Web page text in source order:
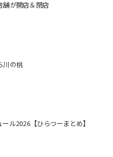
舗が開店＆閉店
川の桃
ル2026【ひらつーまとめ】